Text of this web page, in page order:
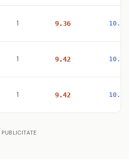
1 9.36 10.47
1 9.42 10.53
1 9.42 10.63
PUBLICITATE